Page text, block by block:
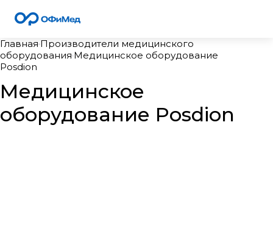
Главная Производители медицинского
оборудования Медицинское оборудование
Posdion
Медицинское
оборудование Posdion